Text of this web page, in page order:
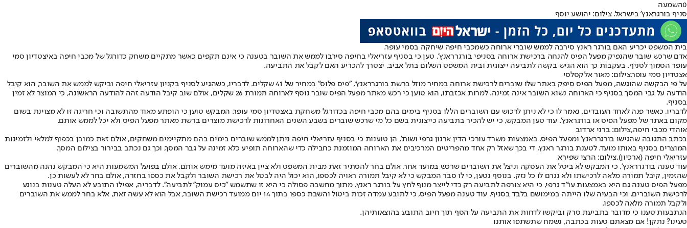
0השמעה
סניף בורגראנץ' בישראל. צילום: יהושע יוסף
בית המשפט יכריע האם בורגר ראנץ סירבה לממש שוברי ארוחה כשמכבי חיפה שיחקה בסמי עופר.
אדם שרכש שובר שהנפיק מפעל הפיס להנחה ברכישת ארוחה בסניפי בורגרראנץ', טען כי בסניף עזריאלי בחיפה סירבו לממש את השובר בטענה כי אינם תקפים כאשר מתקיים משחק כדורגל של מכבי חיפה באיצטדיון סמי
עופר הסמוך לסניף. בעקבות כך הוא הגיש בקשה לתביעה ייצוגית ובית המשפט השלום בתל אביב, יצטרך להכריע האם לקבל את התביעה.
אצטדיון סמי עופר,צילום: מאור אלקסלסי
על פי הבקשה שהוגשה, מפעל הפיס סיפק באתר שלו שוברים לרכישת ארוחה במחיר מוזל ברשת בורגרראנץ', "פיס פלוס" במחיר של 41 שקלים. לדבריו, כשהגיע לסניף בקניון עזריאלי חיפה וביקש לממש את השובר, הוא קיבל
הודעה על גבי המסך בסניף כי הארוחה נשוא השובר אינה זמינה. למרות אכזבתו, הוא טוען כי רכש מאתר מפעל הפיס שובר נוסף לארוחה תמורת 26 שקלים, אולם שוב קיבל הודעה זהה להודעה הראשונה, כי המוצר לא זמין
בסניף.
לדבריו, כאשר פנה לאחד העובדים, נאמר לו כי לא ניתן לרכוש עם השוברים הללו בסניף בימים בהם מכבי חיפה בכדורגל משחקת באצטדיון סמי עופר. המבקש טוען כי הופתע מאוד מהתשובה וכי חריגה זו לא מצוינת בשום
מקום באתר של מפעל הפיס או בורגראנץ'. עוד טען המבקש, כי יש להכיר בתביעה כייצוגית בשם כל מי שרכש שוברים בשבע השנים האחרונות לרכישת מוצרים ברשת מאתר מפעל הפיס ולא יכל לממש אותם.
אוהדי מכבי חיפה,צילום: ברני ארדוב
בכתב התגובה שהגישו בורגרראנץ' ומפעל הפיס, באמצעות משרד עורכי הדין ארנון גרפי ושות', הן טוענות כי בסניף עזריאלי חיפה ניתן לממש שוברים בימים בהם מתקיימים משחקים, אולם זאת כמובן בכפוף למלאי ולזמינות
המוצרים בסניף באותו מועד. לטענת בורגר ראנץ, די בכך שאזל רק אחד מהפריטים המרכיבים את הארוחה המוזמנת כחבילה כדי שהארוחה תופיע כלא זמינה על גבר המסך, וכך גם נכתב בבירור בצילום המסך.
עזריאלי חיפה (ארכיון),צילום: הרצי שפירא
עוד טענה בורגרראנץ', כי המבקש לא ביטל את העסקה וניצל את השוברים שרכש במועד אחר, אולם בחר להסתיר זאת מבית המשפט ולא ציין באיזה מועד מימש אותם, אולם בפועל המשמעות היא כי המבקש נהנה מהשוברים
שהזמין, קיבל תמורה מלאה לרכישתו ולא נגרם לו כל נזק. בנוסף נטען, כי לו סבר המבקש כי לא קיבל תמורה ראויה לכספו, הוא יכול היה לבטל את רכישת השובר ולקבל את כספו בחזרה, אולם בחר לא לעשות כן.
מפעל הפיס טענה גם היא באמצעות עו"ד גרפי, כי היא צורפה לתביעה רק כדי לייצר מנוף לחץ על בורגר ראנץ, מתוך מחשבה פסולה כי היא זו שתשמש "כיס עמוק" לתביעה". לדבריה, אפילו התובע לא העלה טענות בנוגע
לרכישת השוברים, וכי הבעיה שלו הייתה במימושם בלבד בסניף. עוד טענה מפעל הפיס, כי לתובע עמדה זכות ביטול והשבת כספו בתוך 14 יום ממועד רכישת השובר, אבל הוא לא עשה זאת, אלא בחר לממש את השוברים
ולקבל תמורה מלאה לכספו.
הנתבעות טענו כי מדובר בתביעת סרק וביקשו לדחות את התביעה על הסף תוך חיוב התובע בהוצאותיהן.
טעינו? נתקן! אם מצאתם טעות בכתבה, נשמח שתשתפו אותנו